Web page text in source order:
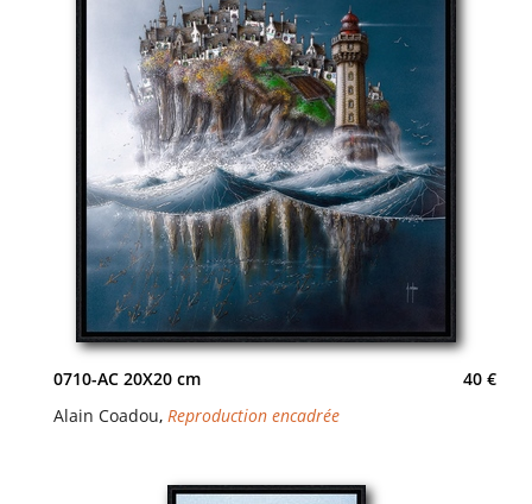
0710-AC 20X20 cm
40 €
Alain Coadou, Reproduction encadrée